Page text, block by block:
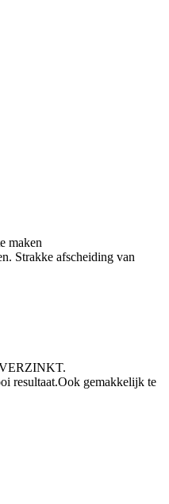
maken
Strakke afscheiding van
resultaat.Ook gemakkelijk te